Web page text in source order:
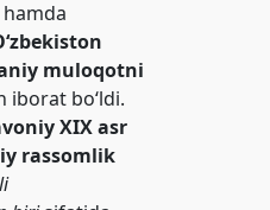
hamda
muloqotni
iborat bo‘ldi.
XIX asr
rassomlik